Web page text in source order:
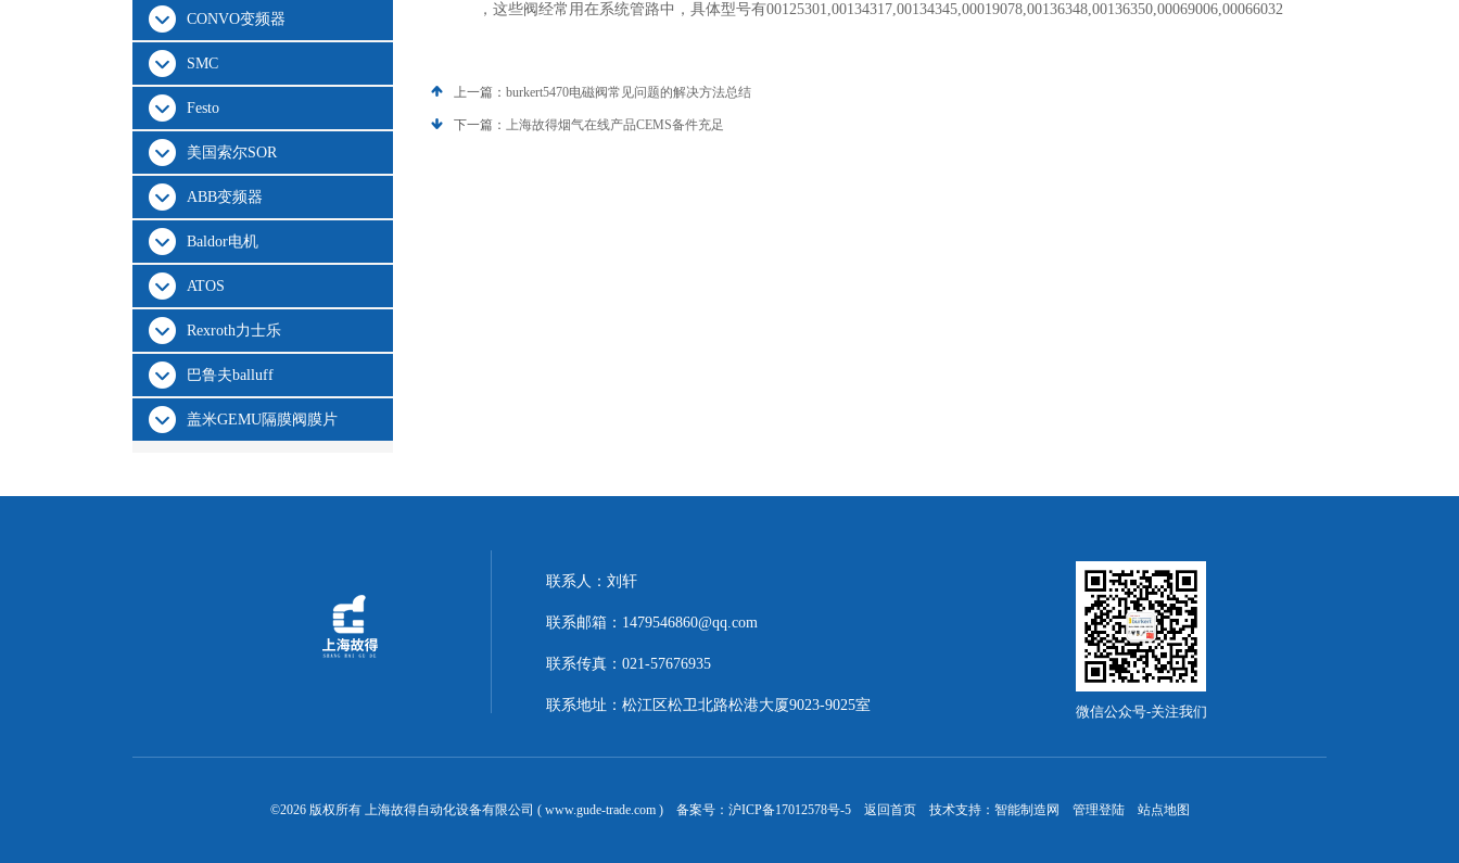
CONVO变频器
SMC
Festo
美国索尔SOR
ABB变频器
Baldor电机
ATOS
Rexroth力士乐
巴鲁夫balluff
盖米GEMU隔膜阀膜片
，这些阀经常用在系统管路中，具体型号有00125301,00134317,00134345,00019078,00136348,00136350,00069006,00066032
上一篇： burkert5470电磁阀常见问题的解决方法总结
下一篇： 上海故得烟气在线产品CEMS备件充足
联系人：刘轩
联系邮箱：1479546860@qq.com
联系传真：021-57676935
联系地址：松江区松卫北路松港大厦9023-9025室 微信公众号-关注我们
©2026 版权所有 上海故得自动化设备有限公司 ( www.gude-trade.com ) 备案号： 沪ICP备17012578号-5 返回首页技术支持： 智能制造网 管理登陆 站点地图